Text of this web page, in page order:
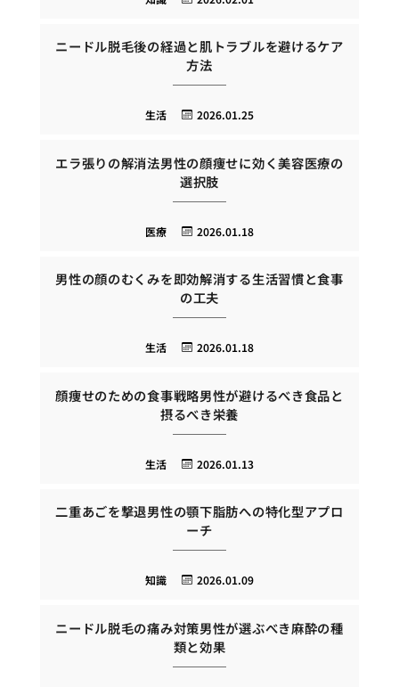
ニードル脱毛後の経過と肌トラブルを避けるケア
方法
2026.01.25
生活
エラ張りの解消法男性の顔痩せに効く美容医療の
選択肢
2026.01.18
医療
男性の顔のむくみを即効解消する生活習慣と食事
の工夫
2026.01.18
生活
顔痩せのための食事戦略男性が避けるべき食品と
摂るべき栄養
2026.01.13
生活
二重あごを撃退男性の顎下脂肪への特化型アプロ
ーチ
2026.01.09
知識
ニードル脱毛の痛み対策男性が選ぶべき麻酔の種
類と効果